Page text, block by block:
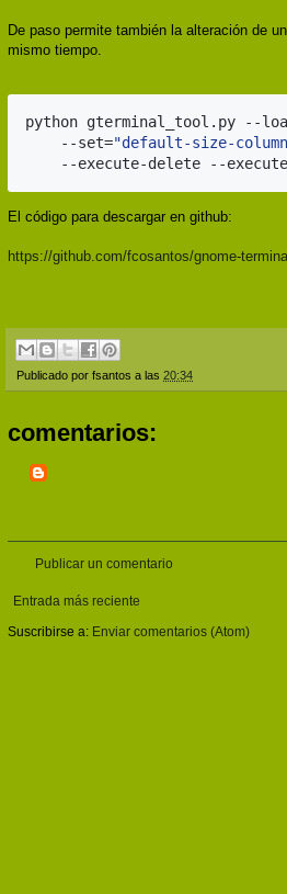
De paso permite también la alteración de
mismo tiempo.
python gterminal_tool.py --
    --set=
"default-size-
--execute-delete --
El código para descargar en github:
https://github.com/fcosantos/gnome-
Publicado por fsantos a las 20:34
comentarios:
Publicar un comentario
Entrada más reciente
Suscribirse a: Enviar comentarios (Atom)